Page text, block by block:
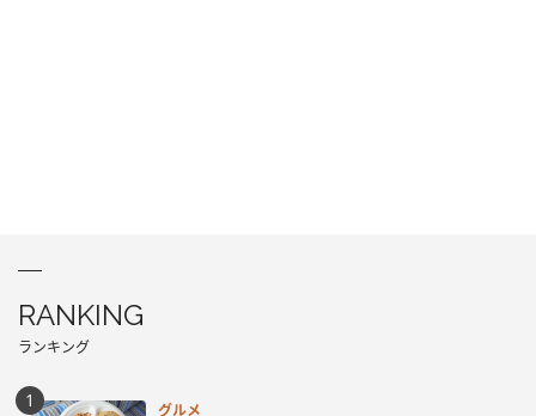
RANKING
ランキング
グルメ